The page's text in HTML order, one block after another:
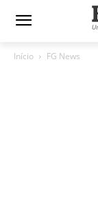
Início FG News